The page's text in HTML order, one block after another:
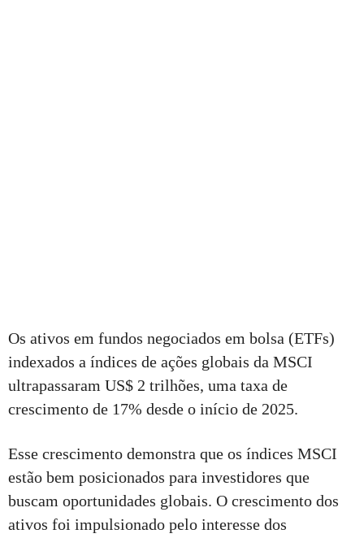
Os ativos em fundos negociados em bolsa (ETFs)
indexados a índices de ações globais da MSCI
ultrapassaram US$ 2 trilhões, uma taxa de
crescimento de 17% desde o início de 2025.
Esse crescimento demonstra que os índices MSCI
estão bem posicionados para investidores que
buscam oportunidades globais. O crescimento dos
ativos foi impulsionado pelo interesse dos